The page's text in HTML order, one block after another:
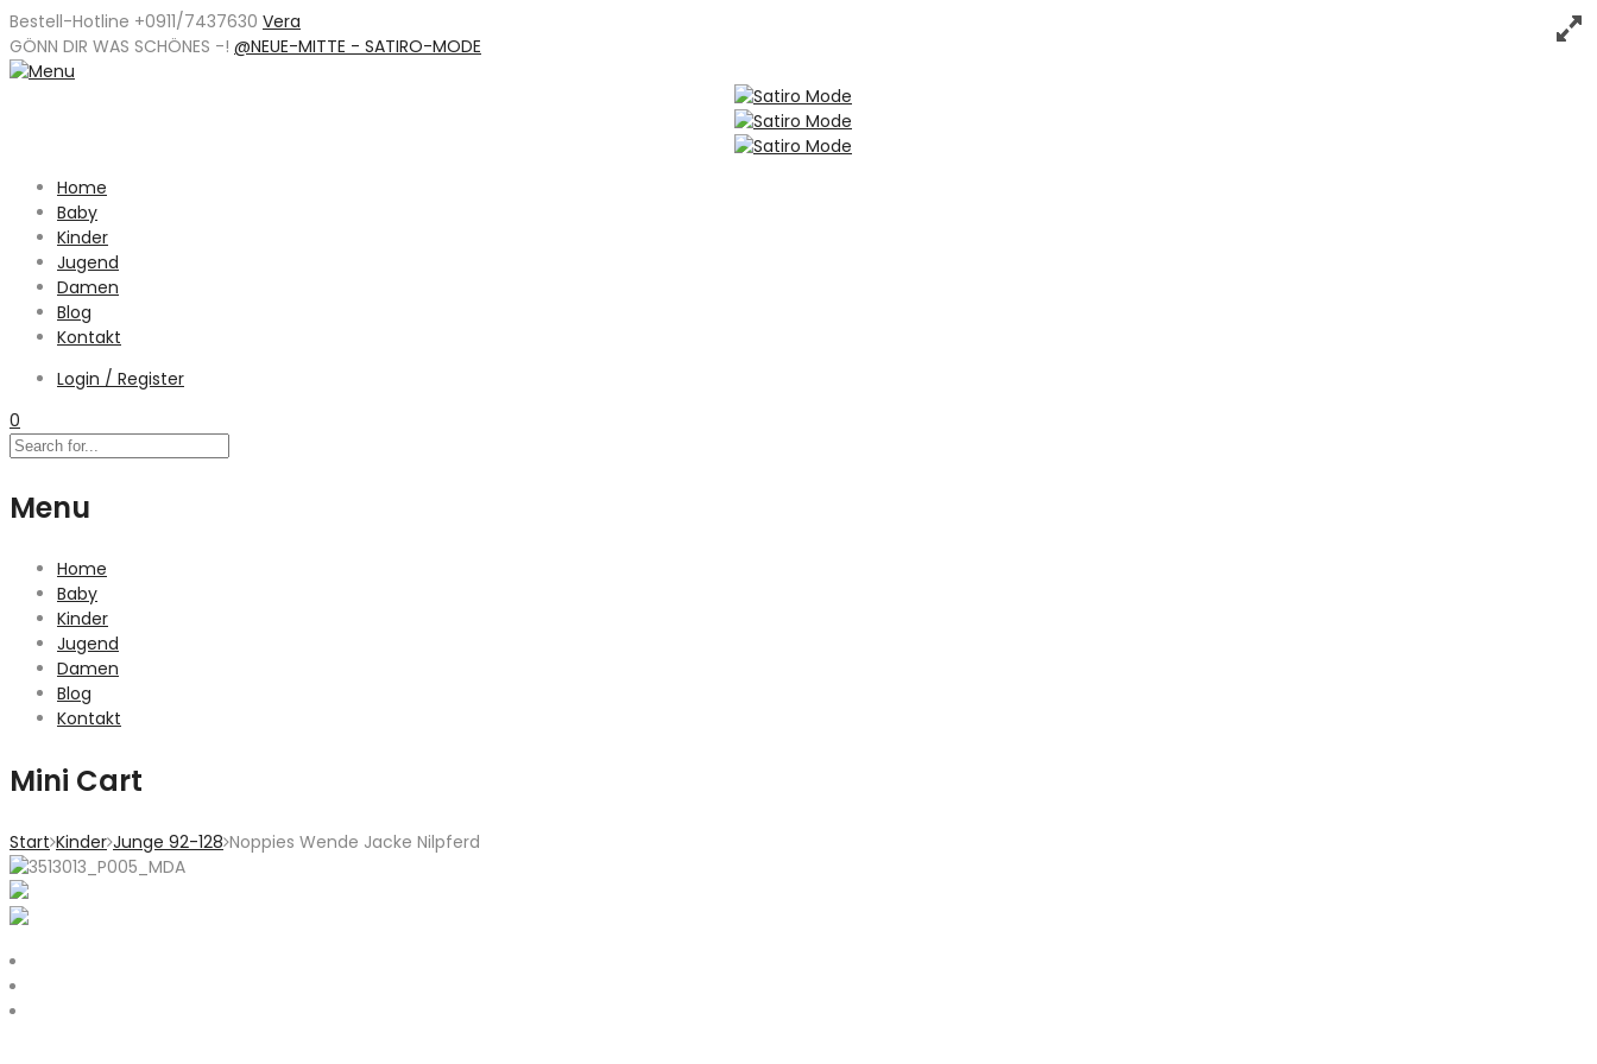
Bestell-Hotline +0911/7437630 Vera
GÖNN DIR WAS SCHÖNES -! @NEUE-MITTE - SATIRO-MODE
Home
Baby
Kinder
Jugend
Damen
Blog
Kontakt
Login / Register
0
Menu
Home
Baby
Kinder
Jugend
Damen
Blog
Kontakt
Mini Cart
Start Kinder Junge 92-128 Noppies Wende Jacke Nilpferd